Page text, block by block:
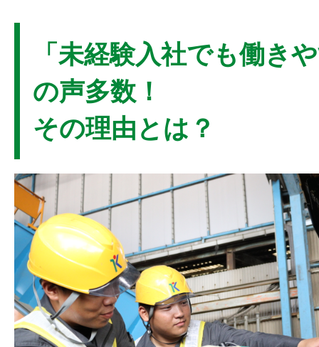
対応。2014年には、情報セキュリテ
ステムのISO27001認証
年に開設されたセキュリティ対策を
専用工場「シュレッドルーム」で、
全に管理しています。
さらに、社会貢献事業として、愛媛県
体で構成される
「えひめエコリーグ」
ィス古紙のリサイクルシステム構築を
頼と実績を積み重ねています。
「未経験入社でも働き
の声多数！
その理由とは？